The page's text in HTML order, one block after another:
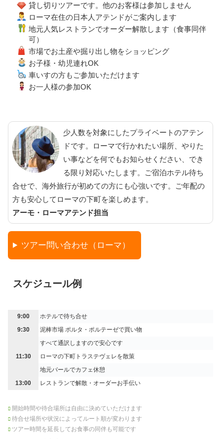
貸し切りツアーです。他のお客様は参加しません
ローマ在住の日本人アテンドがご案内します
地元人気レストランでオーダー解散します（食事同伴
可）
市場でお土産や掘り出し物をショッピング
お子様・幼児連れOK
車いすの方もご参加いただけます
お一人様の参加OK
少人数を対象にしたプライベートのアテン
ドです。ローマで行かれたい場所、やりた
い事などを何でもお知らせください、でき
る限り対応いたします。ご宿泊ホテル待ち
合せで、海外旅行が初めての方にも心強いです。ご年配の
方も安心してローマの下町を楽しめます。
アーモ・ローマアテンド担当
ツアー問い合わせ（ローマ）
スケジュール例
9:00
ホテルで待ち合せ
9:30
泥棒市場 ポルタ・ポルテーゼで買い物
すべて通訳しますので安心です
11:30
ローマの下町トラステヴェレを散策
地元バールでカフェ休憩
13:00
レストランで解散・オーダーお手伝い
開始時間や待合場所は自由に決めていただけます
待合せ場所や状況によってルート順が変わります
ツアー時間を延長してお食事の同伴も可能です